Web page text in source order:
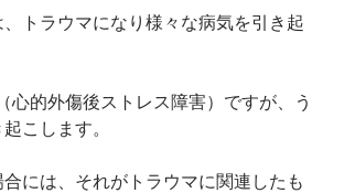
トラウマになり様々な病気を引き起
心的外傷後ストレス障害）ですが、う
こします。
には、それがトラウマに関連したも